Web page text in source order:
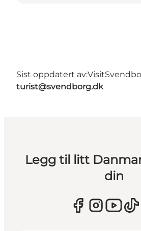
Sist oppdatert av:
turist@svendborg.dk
Legg til litt
din